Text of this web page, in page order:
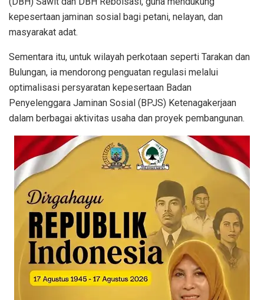
kepesertaan jaminan sosial bagi petani, nelayan, dan
masyarakat adat.
Sementara itu, untuk wilayah perkotaan seperti Tarakan dan
Bulungan, ia mendorong penguatan regulasi melalui
optimalisasi persyaratan kepesertaan Badan
Penyelenggara Jaminan Sosial (BPJS) Ketenagakerjaan
dalam berbagai aktivitas usaha dan proyek pembangunan.